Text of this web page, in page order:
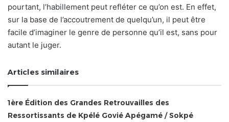
pourtant, l’habillement peut refléter ce qu’on est. En effet,
sur la base de l’accoutrement de quelqu’un, il peut être
facile d’imaginer le genre de personne qu’il est, sans pour
autant le juger.
Articles similaires
1ère Édition des Grandes Retrouvailles des
Ressortissants de Kpélé Govié Apégamé / Sokpé